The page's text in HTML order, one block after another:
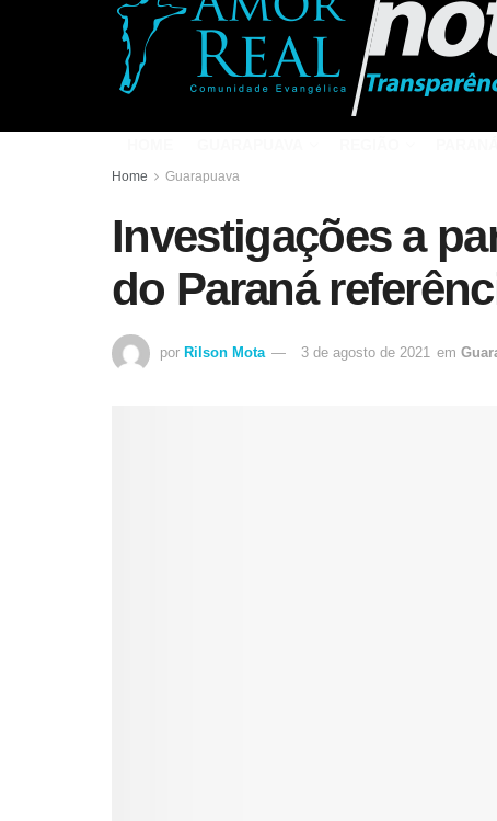
Home Guarapuava
Investigações a
do Paraná
por Rilson Mota 3 de agosto de 2021 em